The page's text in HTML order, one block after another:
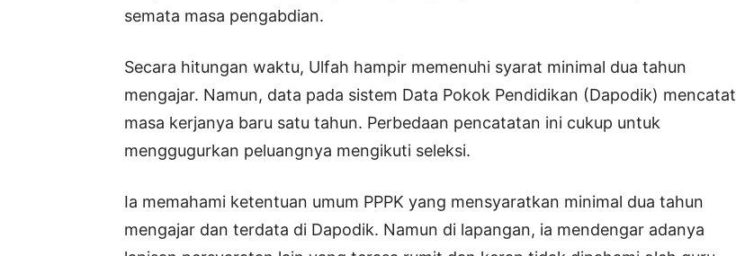
semata masa pengabdian.
Secara hitungan waktu, Ulfah hampir memenuhi syarat minimal dua tahun
mengajar. Namun, data pada sistem Data Pokok Pendidikan (Dapodik) mencatat
masa kerjanya baru satu tahun. Perbedaan pencatatan ini cukup untuk
menggugurkan peluangnya mengikuti seleksi.
Ia memahami ketentuan umum PPPK yang mensyaratkan minimal dua tahun
mengajar dan terdata di Dapodik. Namun di lapangan, ia mendengar adanya